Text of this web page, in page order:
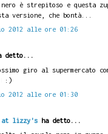
è strepitoso e questa
versione, che bontà...
2012 alle ore 01:26
detto...
giro al supermercato
:)
2012 alle ore 01:30
at lizzy'sha detto...